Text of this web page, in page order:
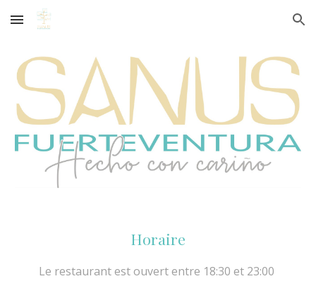
Skip to main content Skip to navigation
Horaire
Le restaurant est ouvert entre 18:30 et 23:00